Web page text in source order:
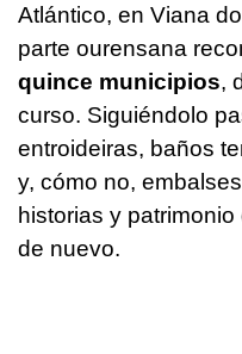
Atlántico, en Viana
parte ourensana
quince municipios,
curso. Siguiéndolo
entroideiras, baños
y, cómo no,
historias y
de nuevo.